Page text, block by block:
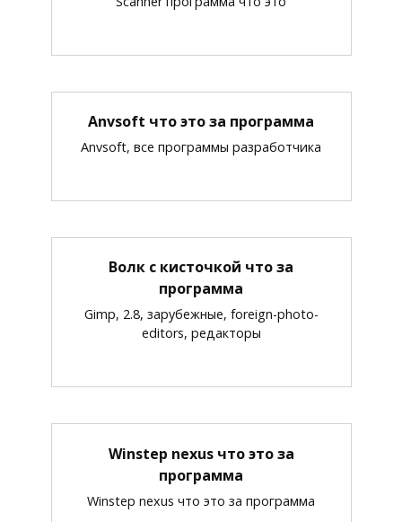
Anvsoft что это за программа
Anvsoft, все программы разработчика
Волк с кисточкой что за
программа
Gimp, 2.8, зарубежные, foreign-photo-
editors, редакторы
Winstep nexus что это за
программа
Winstep nexus что это за программа